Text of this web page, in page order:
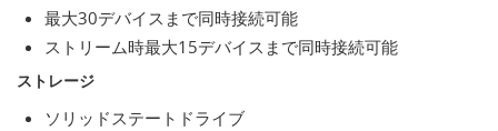
最大30デバイスまで同時接続可能
ストリーム時最大15デバイスまで同時接続可能
ストレージ
ソリッドステートドライブ